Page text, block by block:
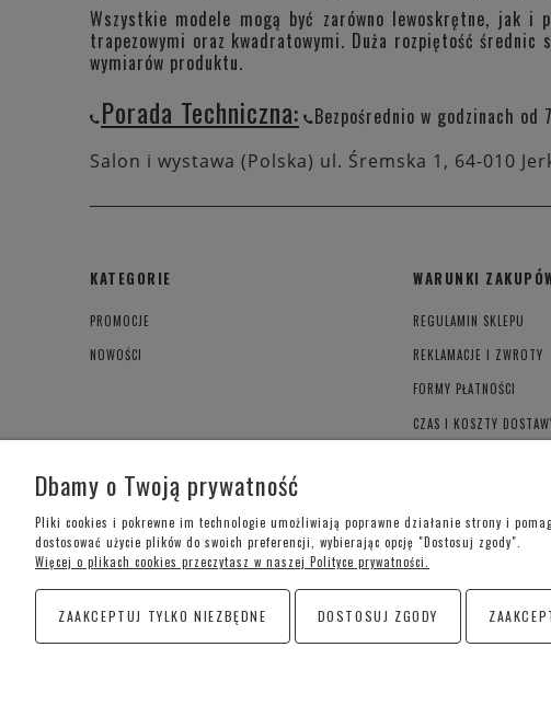
Wszystkie modele mogą być zarówno lewoskrętne, jak
trapezowymi oraz kwadratowymi. Duża rozpiętość średnic
wymiarów produktu.
Porada Techniczna: Bezpośrednio w godzinach
Salon i wystawa (Polska) ul. Śremska 1, 64-010
KATEGORIE
PROMOCJE
NOWOŚCI
WARUNKI
REGULAMIN SKLEPU
REKLAMACJE I ZWROTY
FORMY PŁATNOŚCI
CZAS I KOSZTY
Dbamy o Twoją prywatność
Pliki cookies i pokrewne im technologie umożliwiają poprawne działanie strony i
dostosować użycie plików do swoich preferencji, wybierając opcję "Dostosuj zgody".
Więcej o plikach cookies przeczytasz w naszej Polityce prywatności.
ZAAKCEPTUJ TYLKO NIEZBĘDNE DOSTOSUJ ZGODY